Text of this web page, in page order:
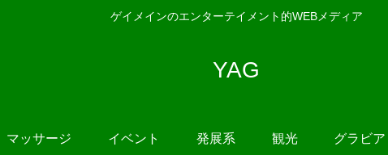
ゲイメインのエンターテイメント的WEBメディア
YAG
マッサージ イベント 発展系 観光 グラビア